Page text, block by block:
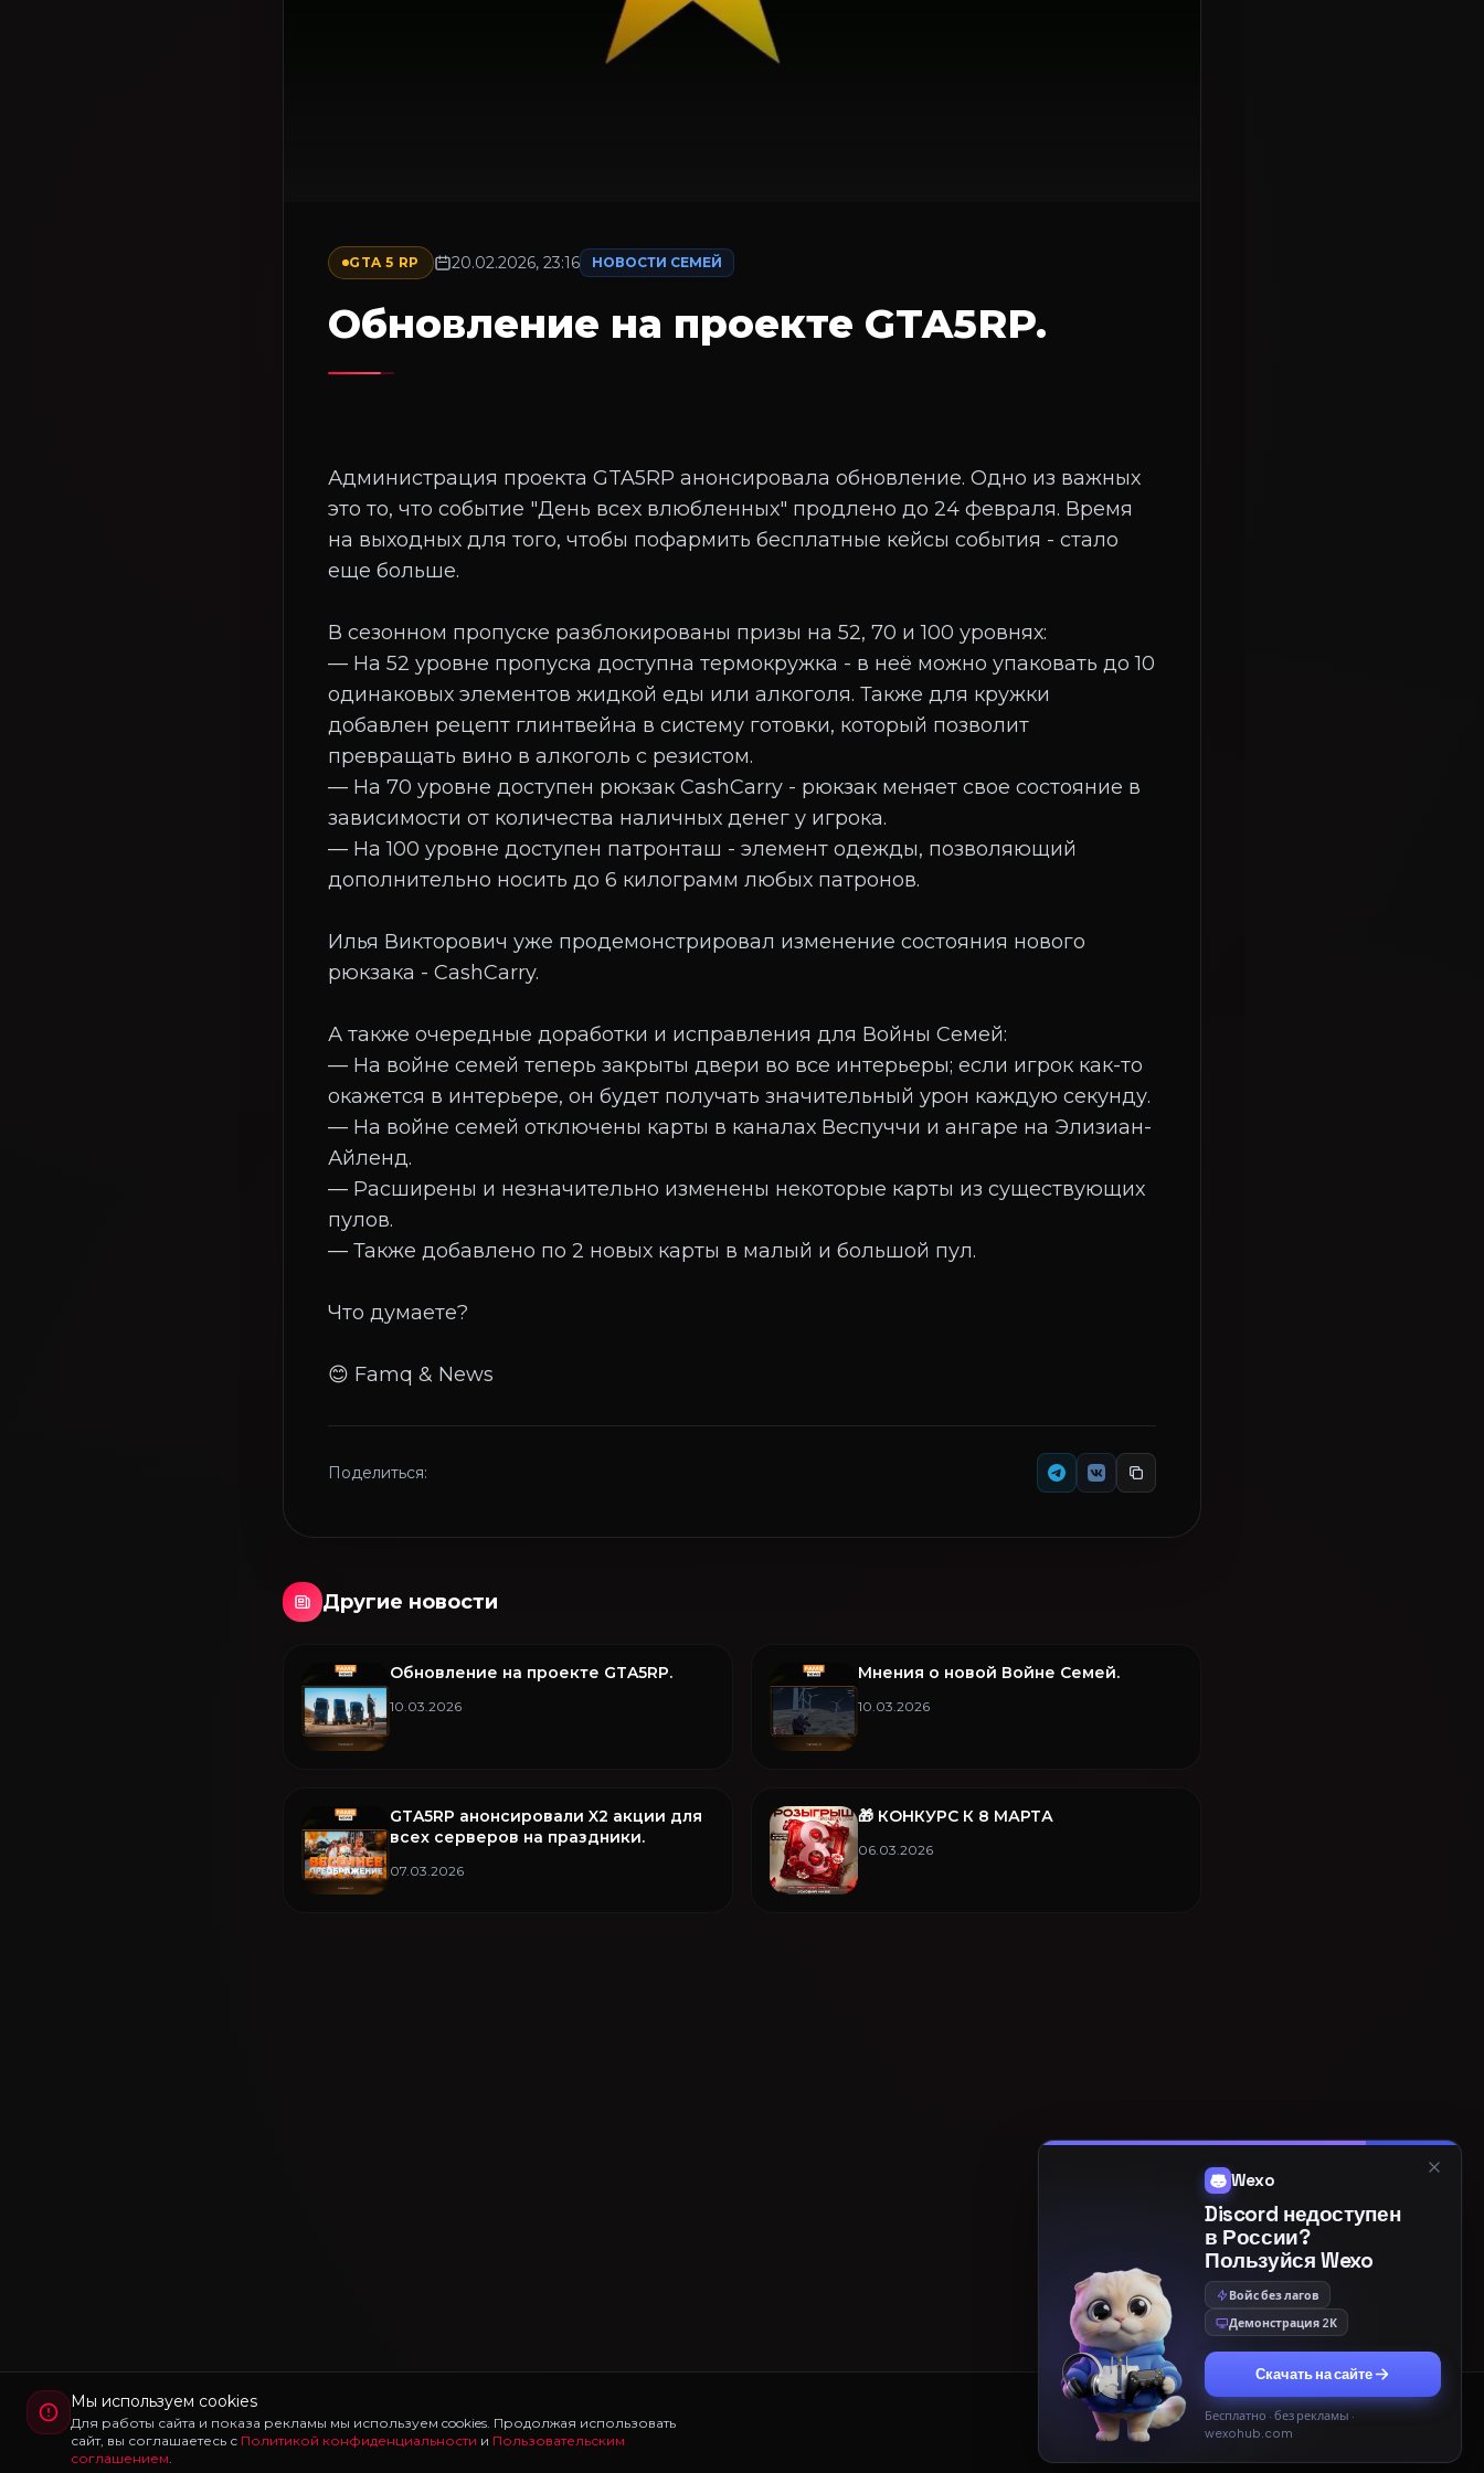
GTA 5 RP 20.02.2026, 23:16 НОВОСТИ СЕМЕЙ
Обновление на проекте GTA5RP.
Администрация проекта GTA5RP анонсировала обновление. Одно из важных
это то, что событие "День всех влюбленных" продлено до 24 февраля. Время
на выходных для того, чтобы пофармить бесплатные кейсы события - стало
еще больше.
В сезонном пропуске разблокированы призы на 52, 70 и 100 уровнях:
— На 52 уровне пропуска доступна термокружка - в неё можно упаковать до 10
одинаковых элементов жидкой еды или алкоголя. Также для кружки
добавлен рецепт глинтвейна в систему готовки, который позволит
превращать вино в алкоголь с резистом.
— На 70 уровне доступен рюкзак CashCarry - рюкзак меняет свое состояние в
зависимости от количества наличных денег у игрока.
— На 100 уровне доступен патронташ - элемент одежды, позволяющий
дополнительно носить до 6 килограмм любых патронов.
Илья Викторович уже продемонстрировал изменение состояния нового
рюкзака - CashCarry.
А также очередные доработки и исправления для Войны Семей:
— На войне семей теперь закрыты двери во все интерьеры; если игрок как-то
окажется в интерьере, он будет получать значительный урон каждую секунду.
— На войне семей отключены карты в каналах Веспуччи и ангаре на Элизиан-
Айленд.
— Расширены и незначительно изменены некоторые карты из существующих
пулов.
— Также добавлено по 2 новых карты в малый и большой пул.
Что думаете?
Поделиться:
Другие новости
Обновление на проекте GTA5RP.
10.03.2026
Мнения о новой Войне Семей.
10.03.2026
GTA5RP анонсировали X2 акции для
всех серверов на праздники.
07.03.2026
🎁 КОНКУРС К 8 МАРТА
06.03.2026
Мы используем cookies
Для работы сайта и показа рекламы мы используем cookies. Продолжая использовать
сайт, вы соглашаетесь с Политикой конфиденциальности и Пользовательским
соглашением.
Принять Только необходимые
Wexo
Discord недоступен
в России?
Пользуйся Wexo
Войс без лагов
Демонстрация 2К
Скачать на сайте
Бесплатно · без рекламы ·
wexohub.com